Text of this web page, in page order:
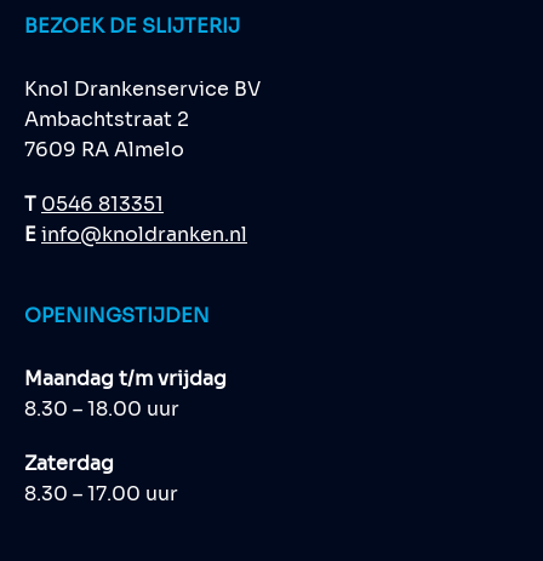
BEZOEK DE SLIJTERIJ
Knol Drankenservice BV
Ambachtstraat 2
7609 RA Almelo
T 0546 813351
Einfo@knoldranken.nl
OPENINGSTIJDEN
Maandag t/m vrijdag
8.30 – 18.00 uur
Zaterdag
8.30 – 17.00 uur